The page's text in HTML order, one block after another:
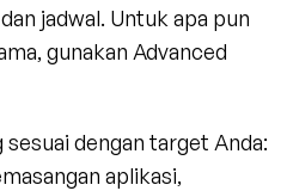
jadwal. Untuk apa pun
gunakan Advanced
sesuai dengan target Anda:
aplikasi,